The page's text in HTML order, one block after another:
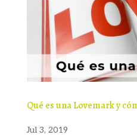
Qué es una Lovemark y
Jul 3, 2019